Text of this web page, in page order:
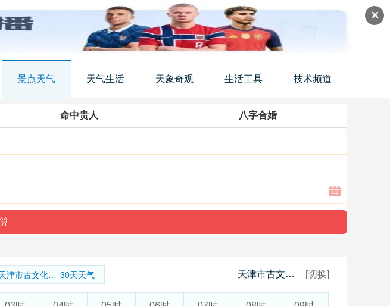
✕
景点天气 天气生活 天象奇观 生活工具 技术频道
命中贵人 八字合婚
30天天气 天津市古文化街旅游区 [切换]